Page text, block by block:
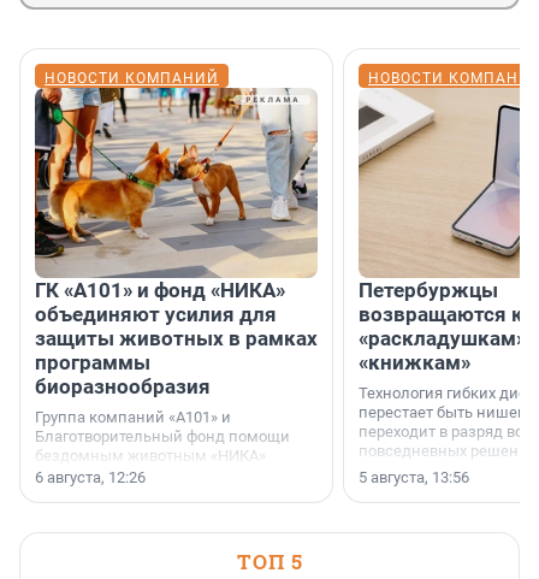
НОВОСТИ КОМПАНИЙ
ГК «А101» и фонд «НИКА»
объединяют усилия для
защиты животных в рамках
программы
биоразнообразия
Группа компаний «А101» и
Благотворительный фонд помощи
бездомным животным «НИКА»
заключили соглашение о
6 августа, 12:26
НОВОСТИ
Петербуржцы
возвращаются к
«раскладушкам»
«книжкам»
Технология гибких
перестает быть
переходит в разряд
повседневных
5 августа, 13:56
ТОП 5